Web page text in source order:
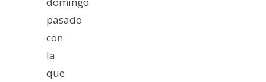
pasado
con
la
que